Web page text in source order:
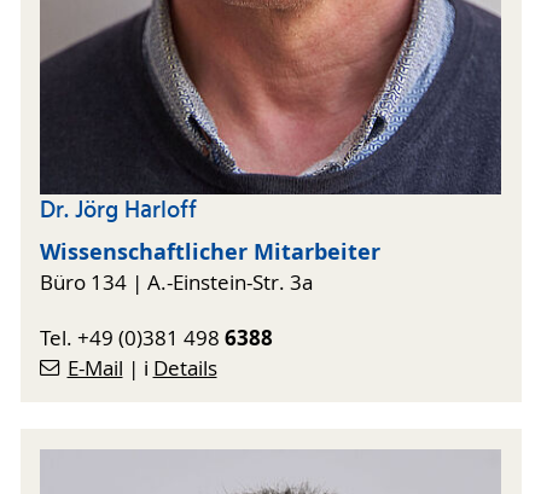
Dr. Jörg Harloff
Wissenschaftlicher Mitarbeiter
Büro 134 | A.-Einstein-Str. 3a
Tel. +49 (0)381 498 6388
E-Mail | ℹ️ Details